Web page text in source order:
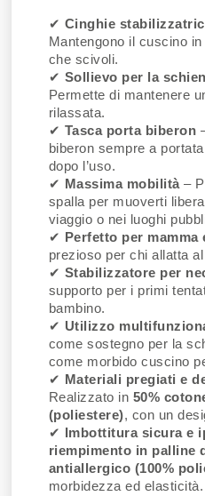
✔ Cinghie
Mantengono il cuscino
che scivoli.
✔ Sollievo per la
Permette di mantenere
rilassata.
✔ Tasca porta biberon
biberon sempre a
dopo l’uso.
✔
Massima mobilità –
spalla per muoverti
viaggio o nei luoghi
✔
Perfetto per mamma
prezioso per chi allatta
✔ Stabilizzatore per
supporto per i primi
bambino.
✔ Utilizzo
come sostegno per la
come morbido cuscino
✔
Materiali pregiati e
Realizzato in 50%
(poliestere), con un
✔
Imbottitura sicura e
riempimento in palline
antiallergico (100%
morbidezza ed elasticità.